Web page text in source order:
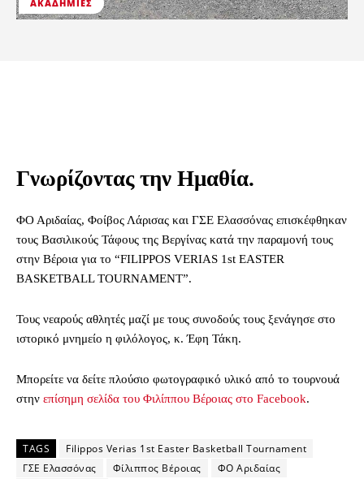
ΑΚΑΔΗΜΊΕΣ
Γνωρίζοντας την Ημαθία.
ΦΟ Αριδαίας, Φοίβος Λάρισας και ΓΣΕ Ελασσόνας επισκέφθηκαν
τους Βασιλικούς Τάφους της Βεργίνας κατά την παραμονή τους
στην Βέροια για το “FILIPPOS VERIAS 1st EASTER
BASKETBALL TOURNAMENT”.
Τους νεαρούς αθλητές μαζί με τους συνοδούς τους ξενάγησε στο
ιστορικό μνημείο η φιλόλογος, κ. Έφη Τάκη.
Μπορείτε να δείτε πλούσιο φωτογραφικό υλικό από το τουρνουά
στην επίσημη σελίδα του Φιλίππου Βέροιας στο Facebook.
TAGS
Filippos Verias 1st Easter Basketball Tournament
ΓΣΕ Ελασσόνας
Φίλιππος Βέροιας
ΦΟ Αριδαίας